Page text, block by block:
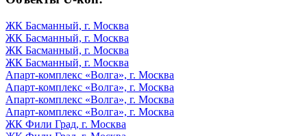
ЖК Басманный, г. Москва
ЖК Басманный, г. Москва
ЖК Басманный, г. Москва
ЖК Басманный, г. Москва
Апарт-комплекс «Волга», г. Москва
Апарт-комплекс «Волга», г. Москва
Апарт-комплекс «Волга», г. Москва
Апарт-комплекс «Волга», г. Москва
ЖК Фили Град, г. Москва